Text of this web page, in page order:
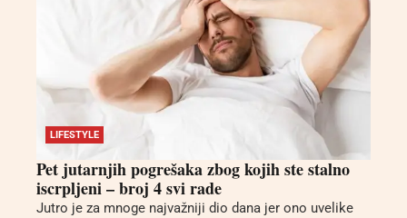
LIFESTYLE
Pet jutarnjih pogrešaka zbog kojih ste stalno
iscrpljeni – broj 4 svi rade
Jutro je za mnoge najvažniji dio dana jer ono uvelike